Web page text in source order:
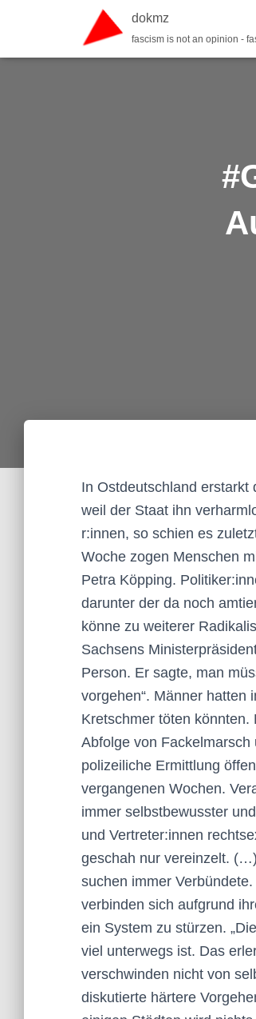
dokmz
fascism is not an opinion -
In Ostdeutschland erstarkt
weil der Staat ihn
r:in­nen, so schien es
Woche zogen Menschen
Petra Köpping.
darunter der da noch
könne zu weiterer
Sachsens
Person. Er sagte, man
vorgehen“. Männer hatten
Kretschmer töten
Abfolge von
polizeiliche Ermittlung
vergangenen Wochen.
immer selbstbewusster
und Ver­tre­te­r:in­nen
geschah nur vereinzelt.
suchen immer
verbinden sich aufgrund
ein System zu stürzen.
viel unterwegs ist. Das
verschwinden nicht von
diskutierte härtere